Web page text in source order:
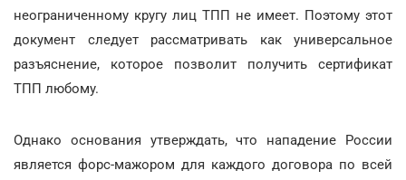
неограниченному кругу лиц ТПП не имеет. Поэтому этот
документ следует рассматривать как универсальное
разъяснение, которое позволит получить сертификат
ТПП любому.
Однако основания утверждать, что нападение России
является форс-мажором для каждого договора по всей